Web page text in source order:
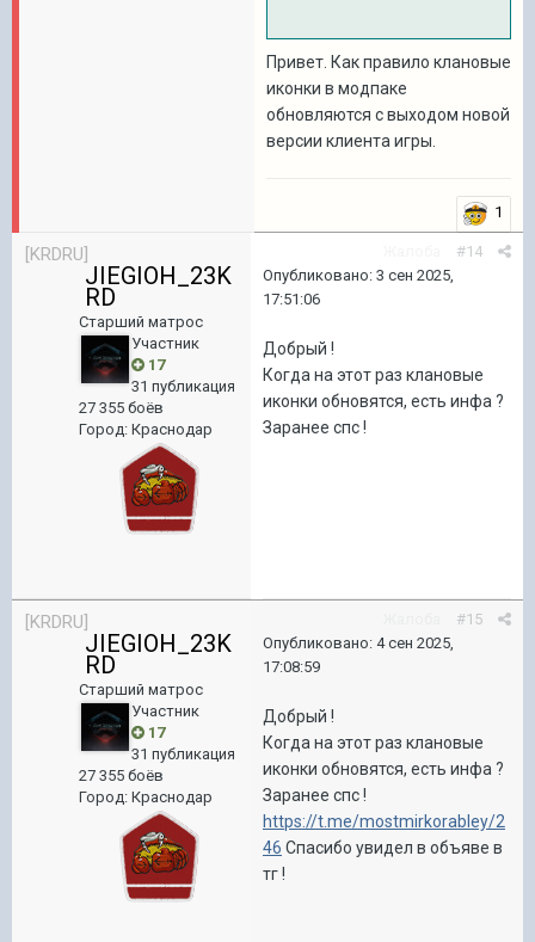
Привет. Как правило клановые
иконки в модпаке
обновляются с выходом новой
версии клиента игры.
1
[KRDRU]
JIEGIOH_23K
RD
Старший матрос
Участник
17
31 публикация
27 355 боёв
Город: Краснодар
#14
Опубликовано: 3 сен 2025,
17:51:06
Добрый !
Когда на этот раз клановые
иконки обновятся, есть инфа ?
Заранее спс !
[KRDRU]
JIEGIOH_23K
RD
Старший матрос
Участник
17
31 публикация
27 355 боёв
Город: Краснодар
#15
Опубликовано: 4 сен 2025,
17:08:59
Добрый !
Когда на этот раз клановые
иконки обновятся, есть инфа ?
Заранее спс !
https://t.me/mostmirkorabley/2
46 Спасибо увидел в объяве в
тг !